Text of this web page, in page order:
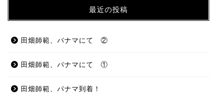
最近の投稿
田畑師範、パナマにて ②
田畑師範、パナマにて ①
田畑師範、パナマ到着！